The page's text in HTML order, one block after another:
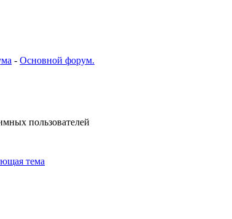
- Основной форум.
пользователей
тема